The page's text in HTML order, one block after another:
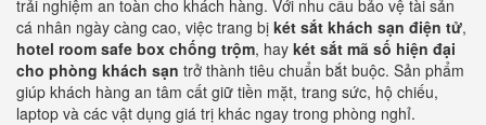
trải nghiệm an toàn cho khách hàng. Với nhu cầu bảo vệ tài sản
cá nhân ngày càng cao, việc trang bị két sắt khách sạn điện tử,
hotel room safe box chống trộm, hay két sắt mã số hiện đại
cho phòng khách sạn trở thành tiêu chuẩn bắt buộc. Sản phẩm
giúp khách hàng an tâm cất giữ tiền mặt, trang sức, hộ chiếu,
laptop và các vật dụng giá trị khác ngay trong phòng nghỉ.